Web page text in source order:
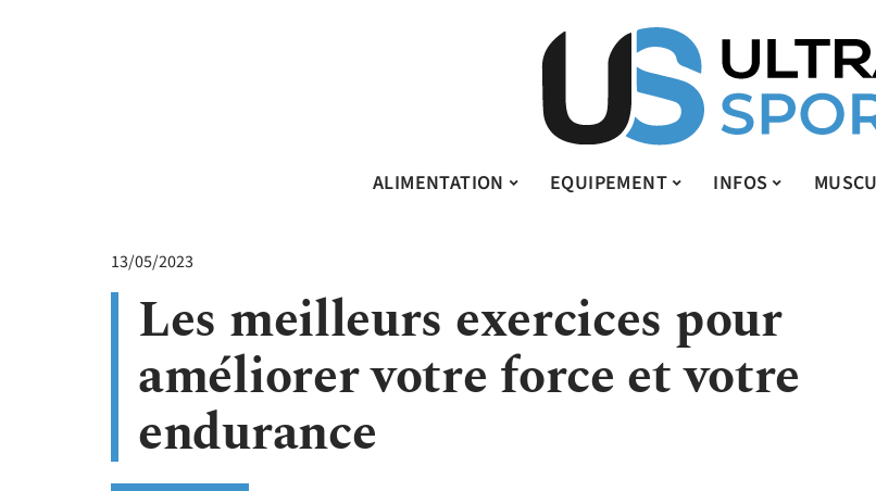
ALIMENTATION EQUIPEMENT INFOS
13/05/2023
Les meilleurs exercices pour
améliorer votre force et votre
endurance